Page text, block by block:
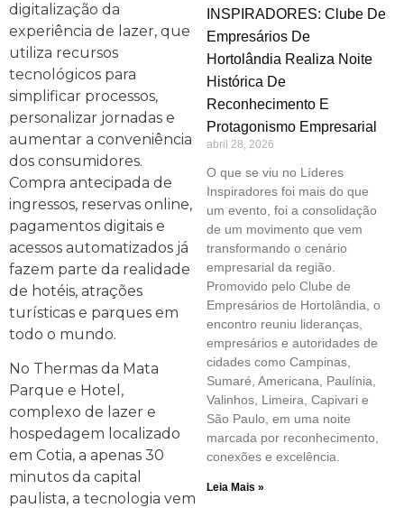
digitalização da
experiência de lazer, que
utiliza recursos
tecnológicos para
simplificar processos,
personalizar jornadas e
aumentar a conveniência
dos consumidores.
Compra antecipada de
ingressos, reservas online,
pagamentos digitais e
acessos automatizados já
fazem parte da realidade
de hotéis, atrações
turísticas e parques em
todo o mundo.
No Thermas da Mata
Parque e Hotel,
complexo de lazer e
hospedagem localizado
em Cotia, a apenas 30
minutos da capital
paulista, a tecnologia vem
INSPIRADORES: Clube De
Empresários De
Hortolândia Realiza Noite
Histórica De
Reconhecimento E
Protagonismo Empresarial
abril 28, 2026
O que se viu no Líderes
Inspiradores foi mais do que
um evento, foi a consolidação
de um movimento que vem
transformando o cenário
empresarial da região.
Promovido pelo Clube de
Empresários de Hortolândia, o
encontro reuniu lideranças,
empresários e autoridades de
cidades como Campinas,
Sumaré, Americana, Paulínia,
Valinhos, Limeira, Capivari e
São Paulo, em uma noite
marcada por reconhecimento,
conexões e excelência.
Leia Mais »